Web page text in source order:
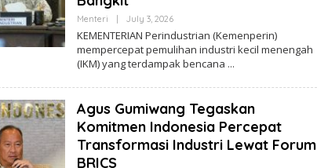
Menteri July 3, 2026B
Y
R
O
R
A
KEMENTERIAN Perindustrian (Kemenperin)
mempercepat pemulihan industri kecil menengah
(IKM) yang terdampak bencana
Agus Gumiwang Tegaskan
Komitmen Indonesia Percepat
Transformasi Industri Lewat Forum
BRICS